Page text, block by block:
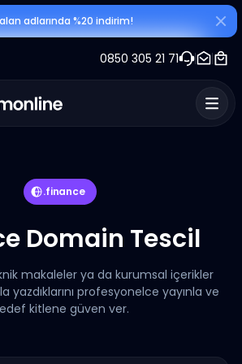
adlarında %20 indirim!
0850 305 21 71
.finance
Domain Tescil
makaleler ya da kurumsal içerikler
yazdıklarını profesyonelce yayınla ve
kitlene güven ver.